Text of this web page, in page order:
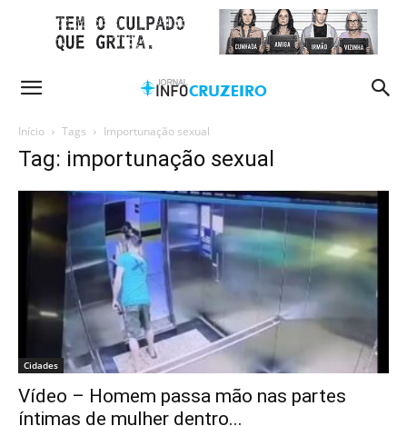
Início Tags Importunação sexual
Tag: importunação sexual
Cidades
Vídeo – Homem passa mão nas partes
íntimas de mulher dentro...